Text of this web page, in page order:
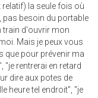
la seule fois où
pas besoin du portable
train d'ouvrir mon
Mais je peux vous
que pour prévenir ma
"je rentrerai en retard
dire aux potes de
heure tel endroit", "je